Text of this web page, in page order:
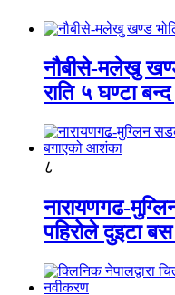
नौबीसे-मलेखु
राति ५ घण्टा
८
नारायणगढ-
पहिरोले दुइटा